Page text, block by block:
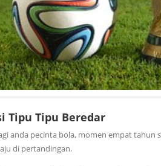
Tipu Tipu Beredar
anda pecinta bola, momen empat tahun
di pertandingan.